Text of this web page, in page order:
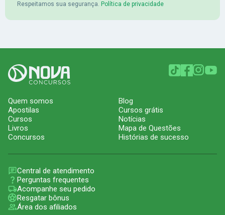
Respeitamos sua segurança. Política de privacidade
Quem somos
Apostilas
Cursos
Livros
Concursos
Blog
Cursos grátis
Notícias
Mapa de Questões
Histórias de sucesso
Central de atendimento
Perguntas frequentes
Acompanhe seu pedido
Resgatar bônus
Área dos afiliados